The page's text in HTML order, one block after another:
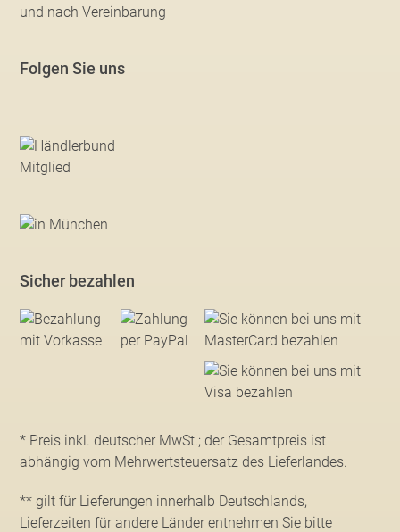
und nach Vereinbarung
Folgen Sie uns
Sicher bezahlen
* Preis inkl. deutscher MwSt.; der Gesamtpreis ist
abhängig vom Mehrwertsteuersatz des Lieferlandes.
** gilt für Lieferungen innerhalb Deutschlands,
Lieferzeiten für andere Länder entnehmen Sie bitte